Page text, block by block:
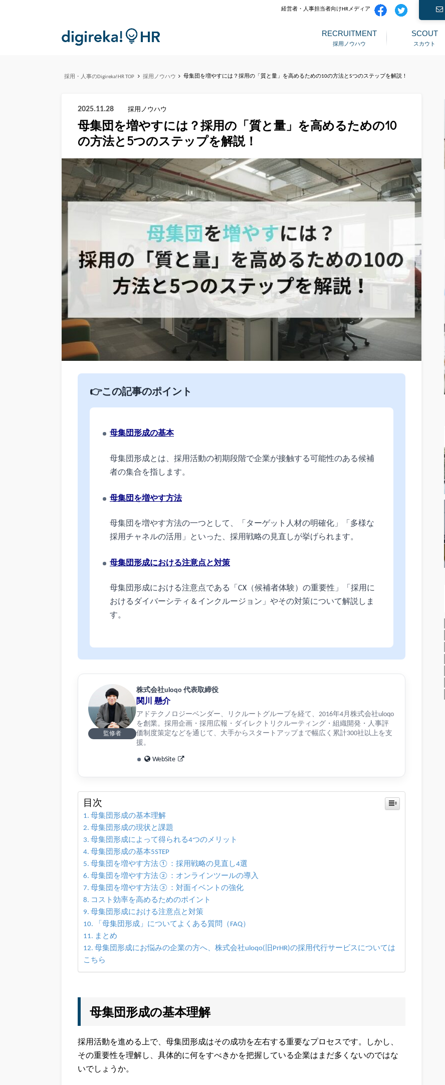
経営者・人事担当者向けHRメディア
採用ノウハウ
RECRUITMENT
スカウト
SCOUT
採用・人事のDigireka!HR TOP 採用ノウハウ 母集団を増やすには？採用の「質と量」を高めるための10の方法と5つのステップを解説！
2025.11.28 採用ノウハウ
母集団を増やすには？採用の「質と量」を高めるための10
の方法と5つのステップを解説！
👉この記事のポイント
母集団形成の基本
母集団形成とは、採用活動の初期段階で企業が接触する可能性のある候補
者の集合を指します。
母集団を増やす方法
母集団を増やす方法の一つとして、「ターゲット人材の明確化」「多様な
採用チャネルの活用」といった、採用戦略の見直しが挙げられます。
母集団形成における注意点と対策
母集団形成における注意点である「CX（候補者体験）の重要性」「採用に
おけるダイバーシティ＆インクルージョン」やその対策について解説しま
す。
監修者
株式会社uloqo 代表取締役
関川 懸介
アドテクノロジーベンダー、リクルートグループを経て、2016年4月株式会社uloqo
を創業。採用企画・採用広報・ダイレクトリクルーティング・組織開発・人事評
価制度策定などを通じて、大手からスタートアップまで幅広く累計300社以上を支
援。
WebSite
目次
母集団形成の基本理解
母集団形成の現状と課題
母集団形成によって得られる4つのメリット
母集団形成の基本5STEP
母集団を増やす方法①：採用戦略の見直し4選
母集団を増やす方法②：オンラインツールの導入
母集団を増やす方法③：対面イベントの強化
コスト効率を高めるためのポイント
母集団形成における注意点と対策
「母集団形成」についてよくある質問（FAQ）
まとめ
母集団形成にお悩みの企業の方へ、株式会社uloqo(旧PrHR)の採用代行サービスについては
こちら
母集団形成の基本理解
採用活動を進める上で、母集団形成はその成功を左右する重要なプロセスです。しかし、
その重要性を理解し、具体的に何をすべきかを把握している企業はまだ多くないのではな
いでしょうか。